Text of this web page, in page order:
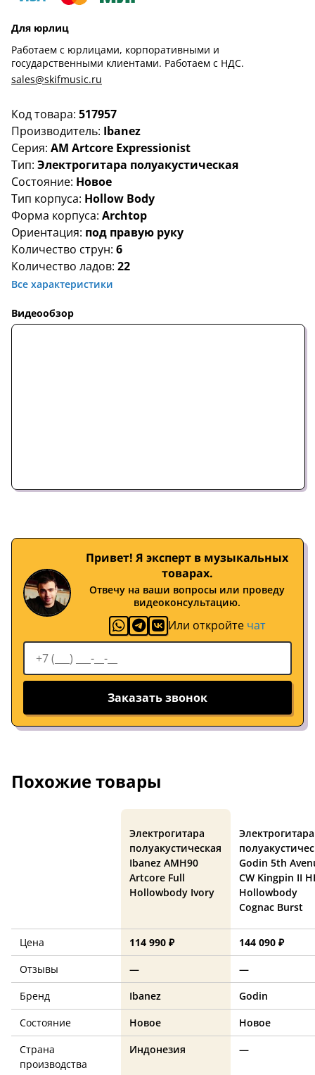
Код товара: 517957
Производитель: Ibanez
Серия: AM Artcore Expressionist
Тип: Электрогитара полуакустическая
Состояние: Новое
Тип корпуса: Hollow Body
Форма корпуса: Archtop
Ориентация: под правую руку
Количество струн: 6
Количество ладов: 22
Все характеристики
Видеообзор
Для юрлиц
Работаем с юрлицами, корпоративными и
государственными клиентами. Работаем с НДС.
sales@skifmusic.ru
Привет! Я эксперт в музыкальных
товарах.
Отвечу на ваши вопросы или проведу
видеоконсультацию.
Или откройте чат
Заказать звонок
Похожие товары
Электрогитара
полуакустическая
Ibanez AMH90
Artcore Full
Hollowbody Ivory
Электрогитара
Godin 5th
CW Kingpin II
Hollowbody
Cognac Burst
Цена 114 990 ₽
144 090 ₽
Отзывы
—
—
Бренд
Ibanez
Godin
Состояние
Новое
Новое
Страна
производства
Индонезия —